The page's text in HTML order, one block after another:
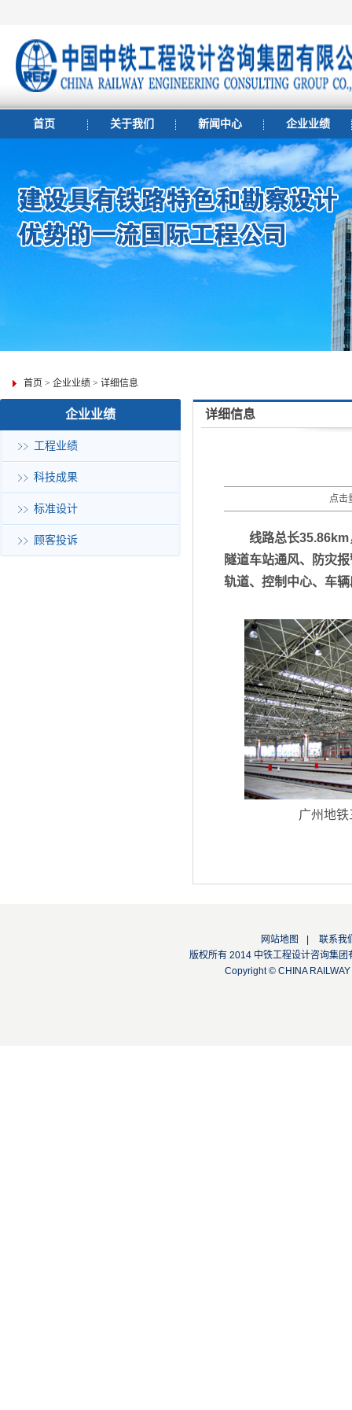
首页 关于我们 新闻中心 企业业绩
首页 > 企业业绩 > 详细信息
企业业绩
工程业绩
科技成果
标准设计
顾客投诉
详细信息
点
线路总长35.86km，
隧道车站通风、防灾
轨道、控制中心、车
广州地
网站地图
联系我
版权所有 2014 中铁工程设计咨询
Copyright © CHINA